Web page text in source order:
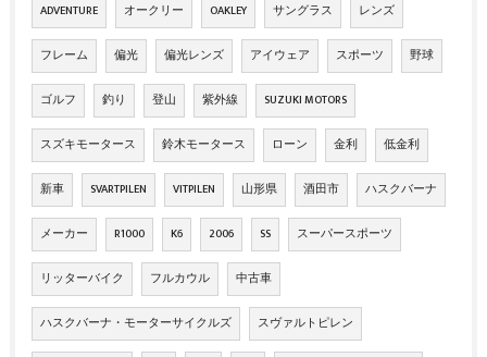
ADVENTURE オークリー OAKLEY サングラス レンズ
フレーム 偏光 偏光レンズ アイウェア スポーツ 野球
ゴルフ 釣り 登山 紫外線 SUZUKI MOTORS
スズキモータース 鈴木モータース ローン 金利 低金利
新車 SVARTPILEN VITPILEN 山形県 酒田市 ハスクバーナ
メーカー R1000 K6 2006 SS スーパースポーツ
リッターバイク フルカウル 中古車
ハスクバーナ・モーターサイクルズ スヴァルトピレン